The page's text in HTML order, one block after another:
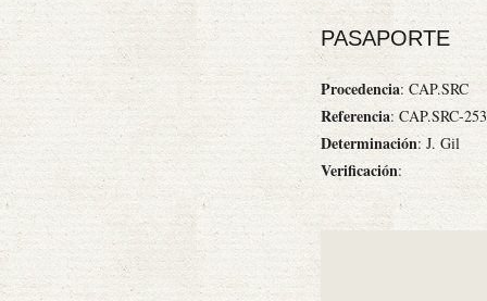
PASAPORTE
Procedencia: CAP.SRC
Referencia: CAP.SRC-
Determinación: J. Gil
Verificación: